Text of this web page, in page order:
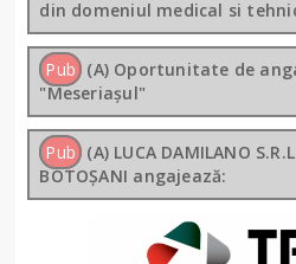
din domeniul medical si
Pub (A) Oportunitate de
"Meseriașul"
Pub (A) LUCA DAMILANO
BOTOȘANI angajează: